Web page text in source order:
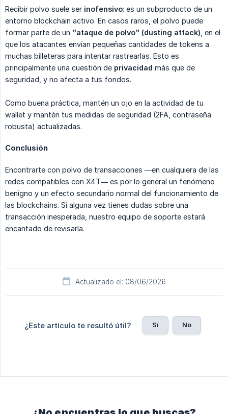
Recibir polvo suele ser inofensivo: es un subproducto de un
entorno blockchain activo. En casos raros, el polvo puede
formar parte de un "ataque de polvo" (dusting attack) , en el
que los atacantes envían pequeñas cantidades de tokens a
muchas billeteras para intentar rastrearlas. Esto es
principalmente una cuestión de privacidad más que de
seguridad, y no afecta a tus fondos.
Como buena práctica, mantén un ojo en la actividad de tu
wallet y mantén tus medidas de seguridad (2FA, contraseña
robusta) actualizadas.
Conclusión
Encontrarte con polvo de transacciones —en cualquiera de las
redes compatibles con X4T— es por lo general un fenómeno
benigno y un efecto secundario normal del funcionamiento de
las blockchains. Si alguna vez tienes dudas sobre una
transacción inesperada, nuestro equipo de soporte estará
encantado de revisarla.
Actualizado el: 08/06/2026
¿Este artículo te resultó útil? Sí No